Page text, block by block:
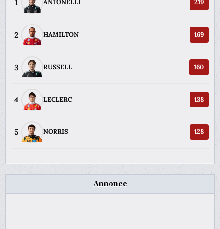
1 ANTONELLI 219
2 HAMILTON 169
3 RUSSELL 160
4 LECLERC 138
5 NORRIS 128
Annonce